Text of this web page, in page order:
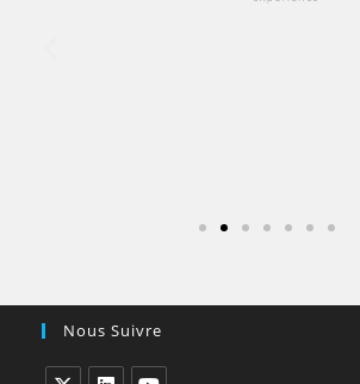
Nous Suivre